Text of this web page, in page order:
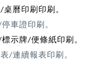
/桌曆印刷印刷。
停車證印刷。
標示牌/便條紙印刷。
/連續報表印刷。